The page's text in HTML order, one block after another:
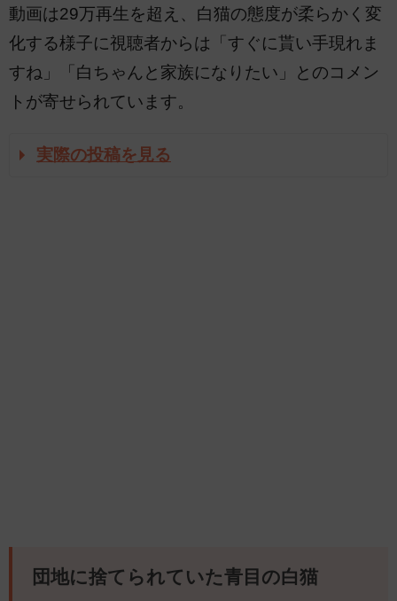
動画は29万再生を超え、白猫の態度が柔らかく変
化する様子に視聴者からは「すぐに貰い手現れま
すね」「白ちゃんと家族になりたい」とのコメン
トが寄せられています。
実際の投稿を見る
団地に捨てられていた青目の白猫